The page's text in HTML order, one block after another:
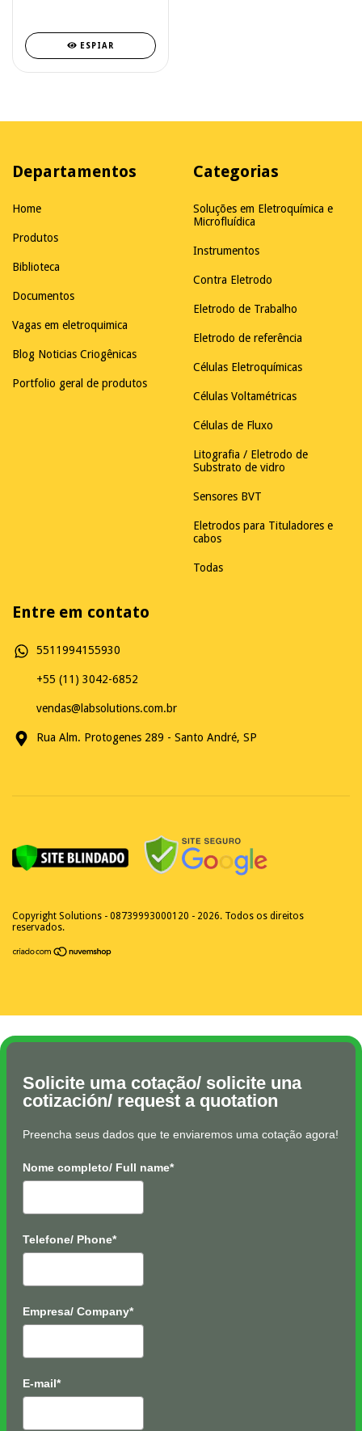
ESPIAR
Departamentos
Home
Produtos
Biblioteca
Documentos
Vagas em eletroquimica
Blog Noticias Criogênicas
Portfolio geral de produtos
Categorias
Soluções em Eletroquímica e
Microfluídica
Instrumentos
Contra Eletrodo
Eletrodo de Trabalho
Eletrodo de referência
Células Eletroquímicas
Células Voltamétricas
Células de Fluxo
Litografia / Eletrodo de
Substrato de vidro
Sensores BVT
Eletrodos para Tituladores e
cabos
Todas
Entre em contato
5511994155930
+55 (11) 3042-6852
vendas@labsolutions.com.br
Rua Alm. Protogenes 289 - Santo André, SP
Copyright Solutions - 08739993000120 - 2026. Todos os direitos
reservados.
Solicite uma cotação/ solicite una
cotización/ request a quotation
Preencha seus dados que te enviaremos uma cotação agora!
Nome completo/ Full name*
Telefone/ Phone*
Empresa/ Company*
E-mail*